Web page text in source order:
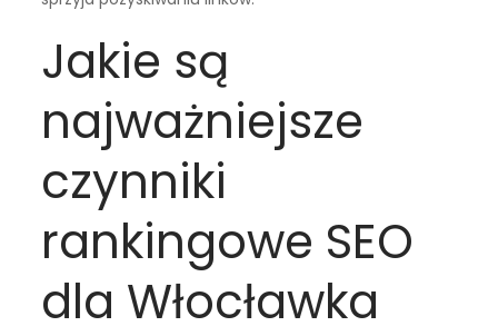
Jakie są
najważniejsze
czynniki
rankingowe SEO
dla Włocławka